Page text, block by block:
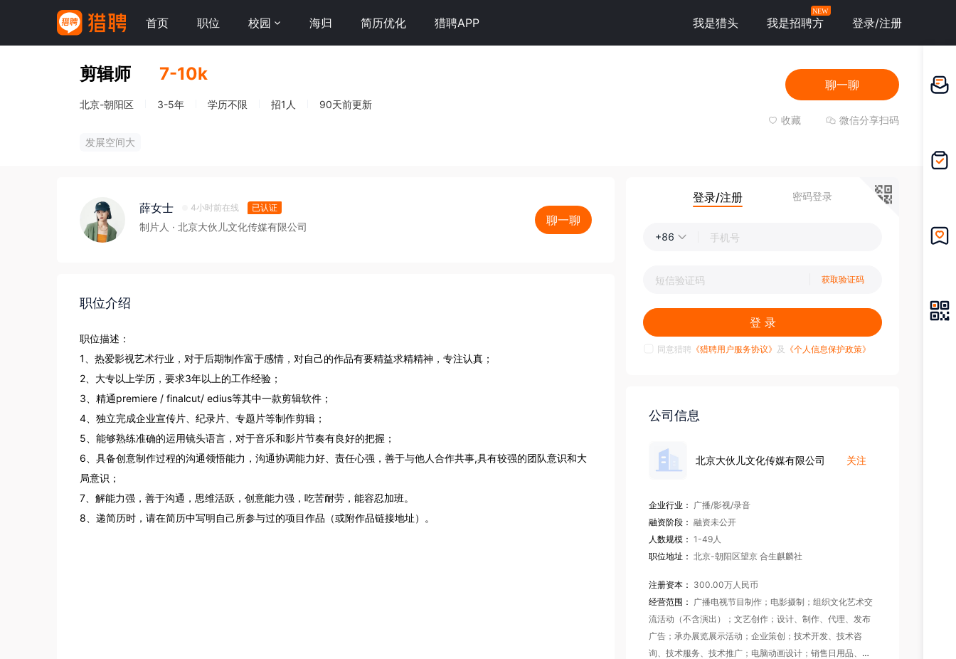
首页 职位 校园 海归 简历优化 猎聘APP 我是猎头 我是招聘方
NEW
登录/注册
剪辑师 7-10k
北京-朝阳区 3-5年 学历不限 招1人 90天前更新
聊一聊
收藏
微信分享扫码
发展空间大
薛女士 4小时前在线 已认证
制片人 · 北京大伙儿文化传媒有限公司 聊一聊
职位介绍
职位描述：
1、热爱影视艺术行业，对于后期制作富于感情，对自己的作品有要精益求精精神，专注认真；
2、大专以上学历，要求3年以上的工作经验；
3、精通premiere / finalcut/ edius等其中一款剪辑软件；
4、独立完成企业宣传片、纪录片、专题片等制作剪辑；
5、能够熟练准确的运用镜头语言，对于音乐和影片节奏有良好的把握；
6、具备创意制作过程的沟通领悟能力，沟通协调能力好、责任心强，善于与他人合作共事,具有较强的团队意识和大
局意识；
7、解能力强，善于沟通，思维活跃，创意能力强，吃苦耐劳，能容忍加班。
8、递简历时，请在简历中写明自己所参与过的项目作品（或附作品链接地址）。
登录/注册 密码登录
+86
获取验证码
登 录
同意猎聘 《猎聘用户服务协议》 及 《个人信息保护政策》
公司信息
北京大伙儿文化传媒有限公司 关注
企业行业： 广播/影视/录音
融资阶段： 融资未公开
人数规模： 1-49人
职位地址： 北京-朝阳区望京 合生麒麟社
注册资本： 300.00万人民币
经营范围： 广播电视节目制作；电影摄制；组织文化艺术交
流活动（不含演出）；文艺创作；设计、制作、代理、发布
广告；承办展览展示活动；企业策创；技术开发、技术咨
询、技术服务、技术推广；电脑动画设计；销售日用品、工